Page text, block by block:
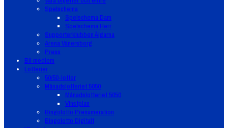
Spelschema
Spelschema Dam
Spelschema Herr
Supporterklubben Älgarna
Arena Vänersborg
Press
Bli medlem
Lotterier
50/50-lotter
Månadslotteriet 5050
Månadslotteriet 5050
Vinstplan
Bingolotto Prenumeration
Bingolotto Digitalt